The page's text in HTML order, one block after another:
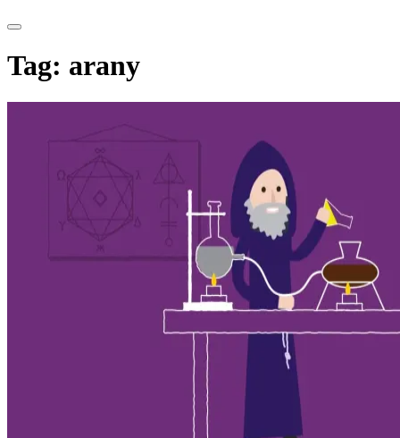
Tag: arany